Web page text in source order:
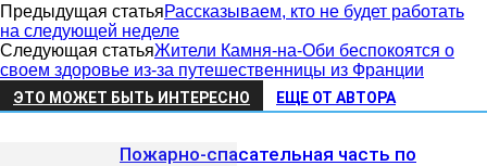
Предыдущая статьяРассказываем, кто не будет работать
на следующей неделе
Следующая статьяЖители Камня-на-Оби беспокоятся о
своем здоровье из-за путешественницы из Франции
ЭТО МОЖЕТ БЫТЬ ИНТЕРЕСНО ЕЩЕ ОТ АВТОРА
Пожарно-спасательная часть по